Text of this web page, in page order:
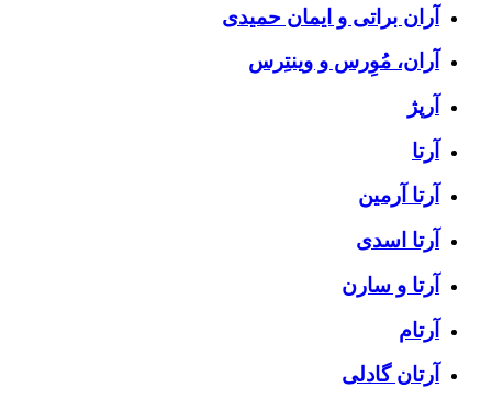
آران براتی و ایمان حمیدی
آران، مُوِرس و وینتِرس
آرپژ
آرتا
آرتا آرمین
آرتا اسدی
آرتا و سارن
آرتام
آرتان گادلی